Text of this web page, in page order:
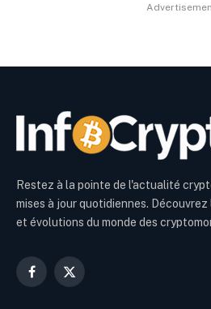
Restez à la pointe de l'actualité
mises à jour quotidiennes.
et évolutions du monde des
Facebook
X